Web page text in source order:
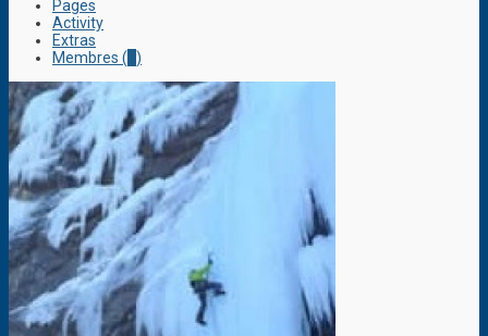
Pages
Activity
Extras
Membres ( )